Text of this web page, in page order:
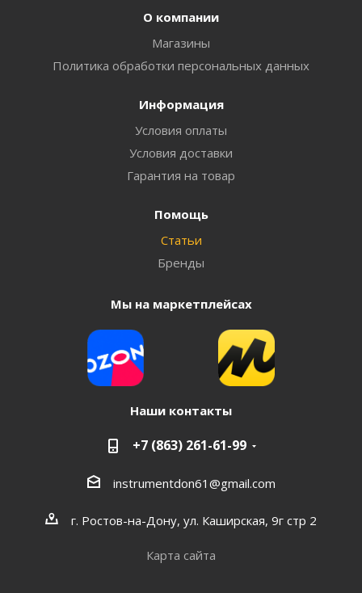
О компании
Магазины
Политика обработки персональных данных
Информация
Условия оплаты
Условия доставки
Гарантия на товар
Помощь
Статьи
Бренды
Мы на маркетплейсах
Наши контакты
+7 (863) 261-61-99
instrumentdon61@gmail.com
г. Ростов-на-Дону, ул. Каширская, 9г стр 2
Карта сайта